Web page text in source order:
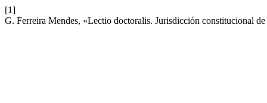
[1]
G. Ferreira Mendes, «Lectio doctoralis. Jurisdicción constitucional